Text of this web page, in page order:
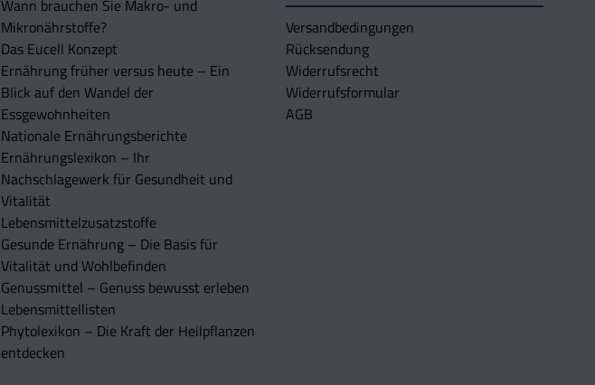
Wann brauchen Sie Makro- und
Mikronährstoffe?
Das Eucell Konzept
Ernährung früher versus heute – Ein
Blick auf den Wandel der
Essgewohnheiten
Nationale Ernährungsberichte
Ernährungslexikon – Ihr
Nachschlagewerk für Gesundheit und
Vitalität
Lebensmittelzusatzstoffe
Gesunde Ernährung – Die Basis für
Vitalität und Wohlbefinden
Genussmittel – Genuss bewusst erleben
Lebensmittellisten
Phytolexikon – Die Kraft der Heilpflanzen
entdecken
Versandbedingungen
Rücksendung
Widerrufsrecht
Widerrufsformular
AGB